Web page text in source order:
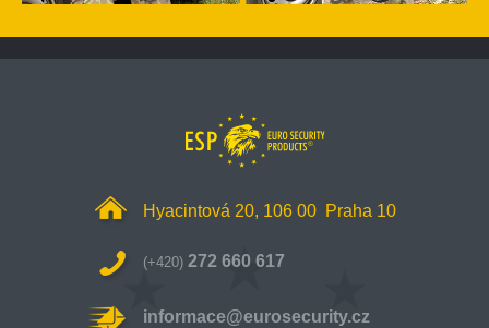
Hyacintová 20, 106 00 Praha 10
(+420) 272 660 617
informace@eurosecurity.cz